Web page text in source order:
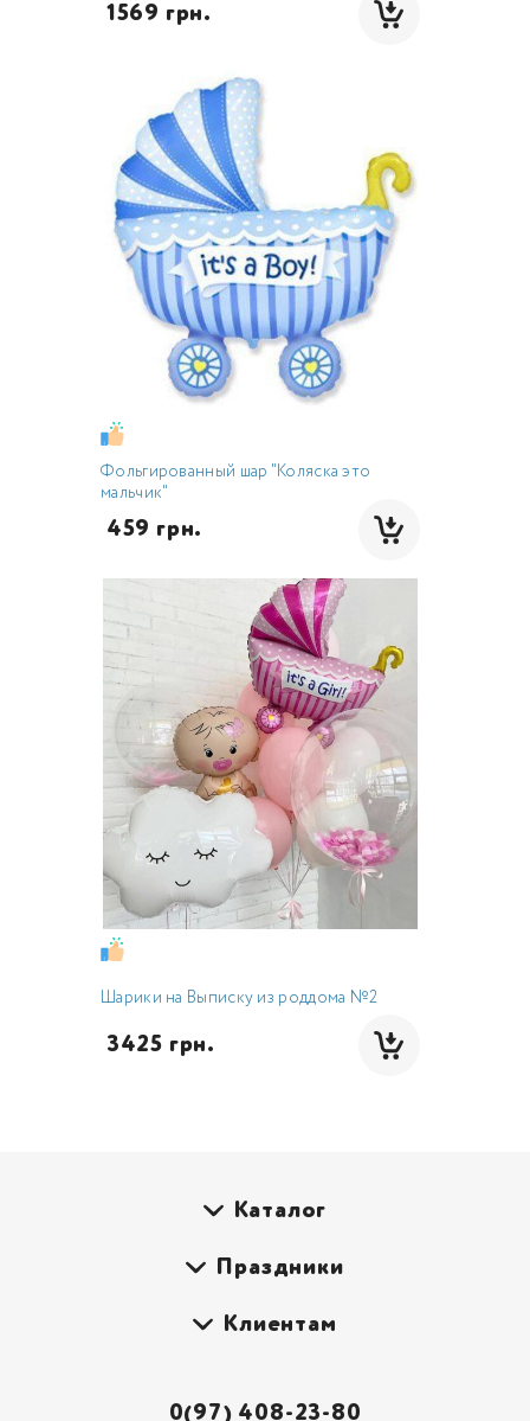
1569 грн.
Фольгированный шар "Коляска это
мальчик"
459 грн.
Шарики на Выписку из роддома №2
3425 грн.
Каталог
Праздники
Клиентам
0(97) 408-23-80